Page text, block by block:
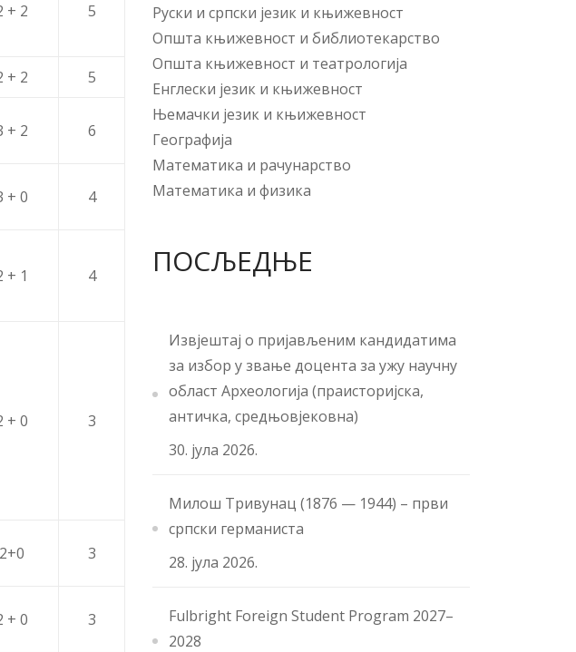
+ 2 5
+ 2 5
+ 2 6
+ 0 4
+ 1 4
+ 0 3
2+0 3
+ 0 3
Руски и српски језик и књижевност
Општа књижевност и библиотекарство
Општа књижевност и театрологија
Енглески језик и књижевност
Њемачки језик и књижевност
Географија
Математика и рачунарство
Математика и физика
ПОСЉЕДЊЕ
Извјештај о пријављеним кандидатима
за избор у звање доцента за ужу научну
област Археологија (праисторијска,
античка, средњовјековна)
30. јула 2026.
Милош Тривунац (1876 — 1944) – први
српски германиста
28. јула 2026.
Fulbright Foreign Student Program 2027–
2028